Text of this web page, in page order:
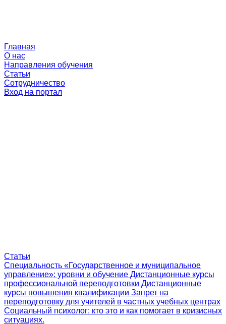
Главная
О нас
Направления обучения
Статьи
Сотрудничество
Вход на портал
Статьи
Специальность «Государственное и муниципальное
управление»: уровни и обучение Дистанционные курсы
профессиональной переподготовки Дистанционные
курсы повышения квалификации Запрет на
переподготовку для учителей в частных учебных центрах
Социальный психолог: кто это и как помогает в кризисных
ситуациях.